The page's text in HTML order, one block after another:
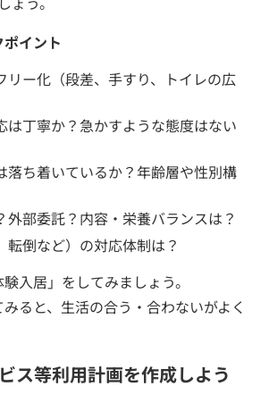
イント
リー化（段差、手すり、トイレの広
は丁寧か？急かすような態度はない
落ち着いているか？年齢層や性別構
外部委託？内容・栄養バランスは？
転倒など）の対応体制は？
入居」をしてみましょう。
ると、生活の合う・合わないがよく
ス等利用計画を作成しよう